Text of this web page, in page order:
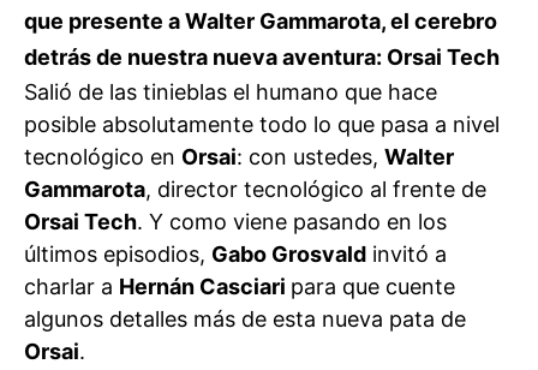
que presente a Walter Gammarota, el cerebro
detrás de nuestra nueva aventura: Orsai Tech
Salió de las tinieblas el humano que hace
posible absolutamente todo lo que pasa a nivel
tecnológico en Orsai: con ustedes, Walter
Gammarota, director tecnológico al frente de
Orsai Tech. Y como viene pasando en los
últimos episodios, Gabo Grosvald invitó a
charlar a Hernán Casciari para que cuente
algunos detalles más de esta nueva pata de
Orsai.